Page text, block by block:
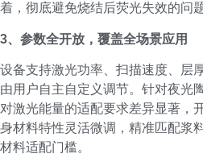
着，彻底避免烧结后荧光失效的问
3、参数全开放，覆盖全场景应用
设备支持激光功率、扫描速度、层
由用户自主自定义调节。针对夜光
对激光能量的适配要求差异显著，
身材料特性灵活微调，精准匹配浆
材料适配门槛。